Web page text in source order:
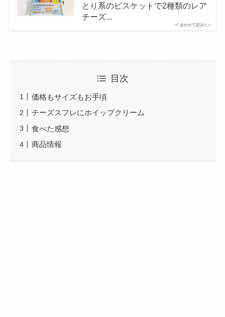
あわせて読みたい
とり系のビスケットで2種類のレア
チーズ...
目次
価格もサイズもお手頃
チーズスフレにホイップクリーム
食べた感想
商品情報